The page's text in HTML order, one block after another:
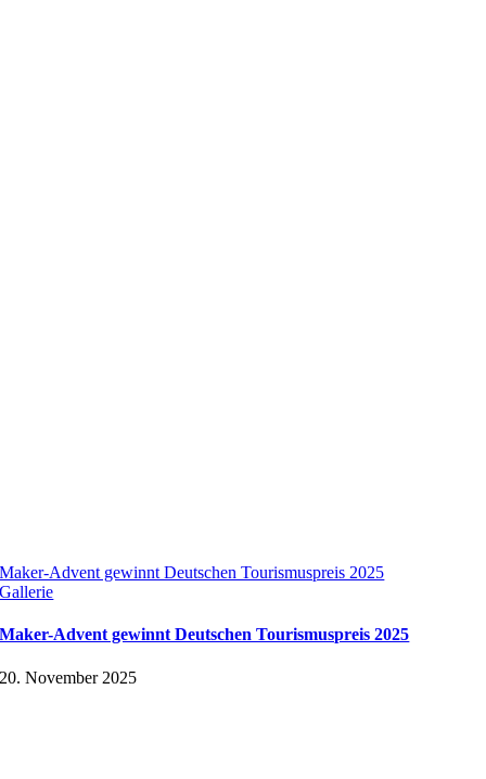
Maker-Advent gewinnt Deutschen Tourismuspreis 2025
Gallerie
Maker-Advent gewinnt Deutschen Tourismuspreis 2025
20. November 2025